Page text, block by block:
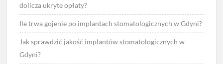
dolicza ukryte opłaty?
Ile trwa gojenie po implantach stomatologicznych w Gdyni?
Jak sprawdzić jakość implantów stomatologicznych w
Gdyni?